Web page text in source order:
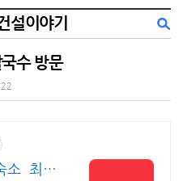
설이야기
수 방문
소 최대